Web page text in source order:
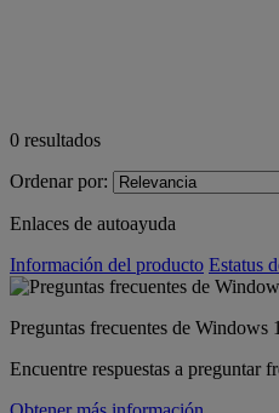
0 resultados
Ordenar por:
Enlaces de autoayuda
Información del producto Estatus
Preguntas frecuentes de Windows
Encuentre respuestas a preguntar